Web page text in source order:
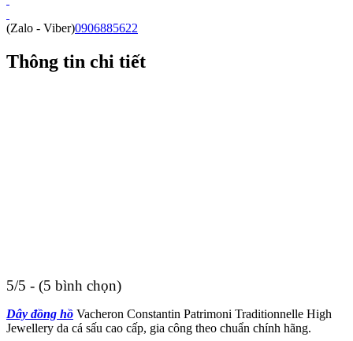
(Zalo - Viber)0906885622
Thông tin chi tiết
5/5 - (5 bình chọn)
Dây đồng hồ Vacheron Constantin Patrimoni Traditionnelle High
Jewellery da cá sấu cao cấp, gia công theo chuẩn chính hãng.